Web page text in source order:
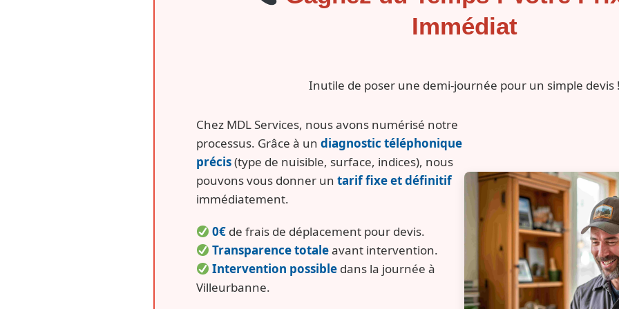
Immédiat
Inutile de poser une demi-journée pour un simple devis
Chez MDL Services, nous avons numérisé notre
processus. Grâce à un diagnostic téléphonique
précis(type de nuisible, surface, indices), nous
pouvons vous donner un tarif fixe et définitif
immédiatement.
0€ de frais de déplacement pour devis.
Transparence totaleavant intervention.
Intervention possible dans la journée à
Villeurbanne.